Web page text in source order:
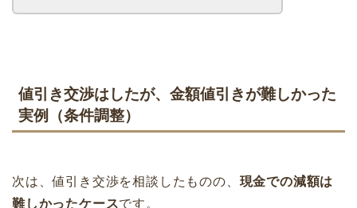
値引き交渉はしたが、金額値引きが難しかった
実例（条件調整）
次は、値引き交渉を相談したものの、 現金での減額は
難しかったケースです。